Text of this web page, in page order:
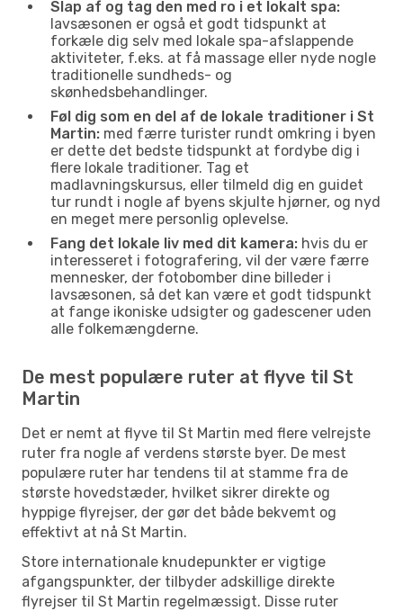
Slap af og tag den med ro i et lokalt spa:
lavsæsonen er også et godt tidspunkt at
forkæle dig selv med lokale spa-afslappende
aktiviteter, f.eks. at få massage eller nyde nogle
traditionelle sundheds- og
skønhedsbehandlinger.
Føl dig som en del af de lokale traditioner i St
Martin: med færre turister rundt omkring i byen
er dette det bedste tidspunkt at fordybe dig i
flere lokale traditioner. Tag et
madlavningskursus, eller tilmeld dig en guidet
tur rundt i nogle af byens skjulte hjørner, og nyd
en meget mere personlig oplevelse.
Fang det lokale liv med dit kamera: hvis du er
interesseret i fotografering, vil der være færre
mennesker, der fotobomber dine billeder i
lavsæsonen, så det kan være et godt tidspunkt
at fange ikoniske udsigter og gadescener uden
alle folkemængderne.
De mest populære ruter at flyve til St
Martin
Det er nemt at flyve til St Martin med flere velrejste
ruter fra nogle af verdens største byer. De mest
populære ruter har tendens til at stamme fra de
største hovedstæder, hvilket sikrer direkte og
hyppige flyrejser, der gør det både bekvemt og
effektivt at nå St Martin.
Store internationale knudepunkter er vigtige
afgangspunkter, der tilbyder adskillige direkte
flyrejser til St Martin regelmæssigt. Disse ruter